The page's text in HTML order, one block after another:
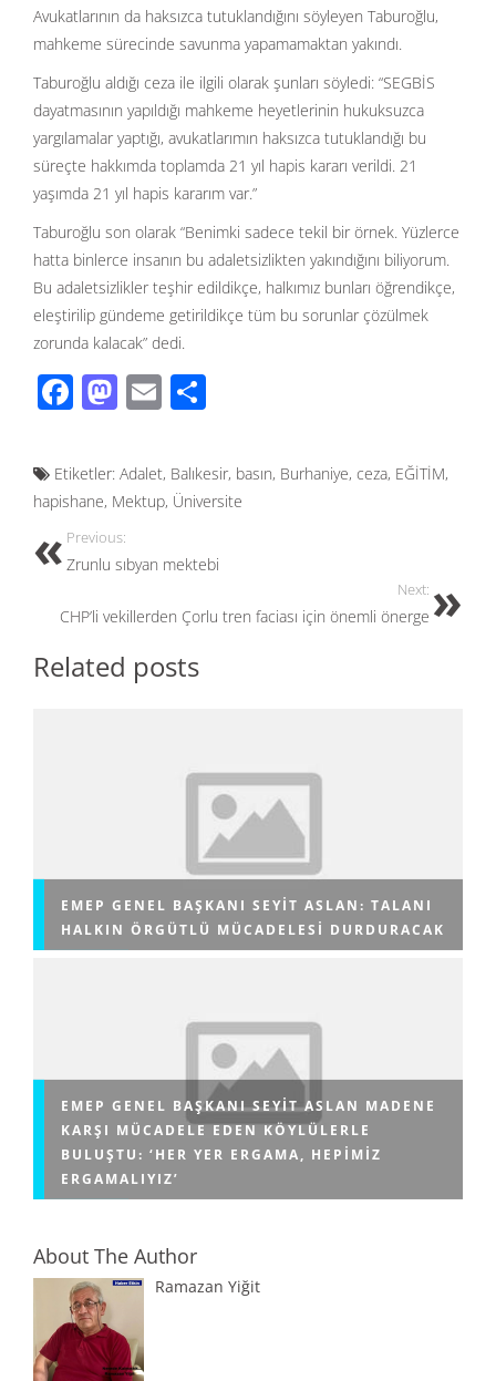
Avukatlarının da haksızca tutuklandığını söyleyen Taburoğlu,
mahkeme sürecinde savunma yapamamaktan yakındı.
Taburoğlu aldığı ceza ile ilgili olarak şunları söyledi: “SEGBİS
dayatmasının yapıldığı mahkeme heyetlerinin hukuksuzca
yargılamalar yaptığı, avukatlarımın haksızca tutuklandığı bu
süreçte hakkımda toplamda 21 yıl hapis kararı verildi. 21
yaşımda 21 yıl hapis kararım var.”
Taburoğlu son olarak “Benimki sadece tekil bir örnek. Yüzlerce
hatta binlerce insanın bu adaletsizlikten yakındığını biliyorum.
Bu adaletsizlikler teşhir edildikçe, halkımız bunları öğrendikçe,
eleştirilip gündeme getirildikçe tüm bu sorunlar çözülmek
zorunda kalacak” dedi.
F
e
b
o
o
k
M
to
d
o
n
E
ail ar
e
Etiketler: Adalet, Balıkesir, basın, Burhaniye, ceza, EĞİTİM,
hapishane, Mektup, Üniversite
Previous:
Zrunlu sıbyan mektebi
Next:
CHP’li vekillerden Çorlu tren faciası için önemli önerge
Related posts
EMEP GENEL BAŞKANI SEYIT ASLAN: TALANI
HALKIN ÖRGÜTLÜ MÜCADELESI DURDURACAK
EMEP GENEL BAŞKANI SEYIT ASLAN MADENE
KARŞI MÜCADELE EDEN KÖYLÜLERLE
BULUŞTU: ‘HER YER ERGAMA, HEPIMIZ
ERGAMALIYIZ’
About The Author
Ramazan Yiğit